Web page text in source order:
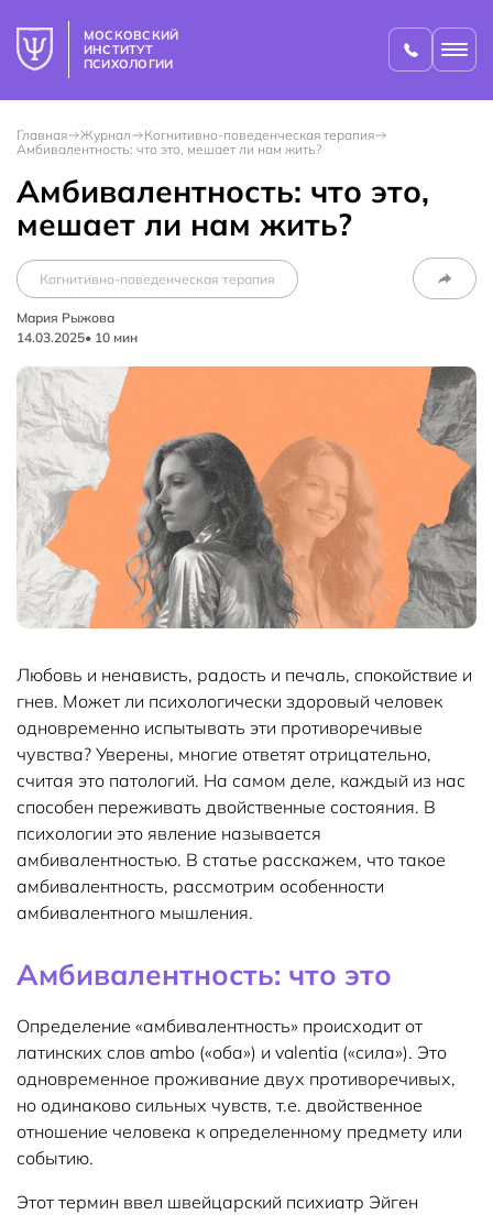
МОСКОВСКИЙ
ИНСТИТУТ
ПСИХОЛОГИИ
Главная Журнал
Когнитивно-поведенческая терапия
Амбивалентность: что это, мешает ли нам жить?
Амбивалентность: что это,
мешает ли нам жить?
Мария Рыжова
14.03.2025• 10 мин
Когнитивно-поведенческая терапия
Любовь и ненависть, радость и печаль, спокойствие и
гнев. Может ли психологически здоровый человек
одновременно испытывать эти противоречивые
чувства? Уверены, многие ответят отрицательно,
считая это патологий. На самом деле, каждый из нас
способен переживать двойственные состояния. В
психологии это явление называется
амбивалентностью. В статье расскажем, что такое
амбивалентность, рассмотрим особенности
амбивалентного мышления.
Амбивалентность: что это
Определение «амбивалентность» происходит от
латинских слов ambo («оба») и valentia («сила»). Это
одновременное проживание двух противоречивых,
но одинаково сильных чувств, т.е. двойственное
отношение человека к определенному предмету или
событию.
Этот термин ввел швейцарский психиатр Эйген